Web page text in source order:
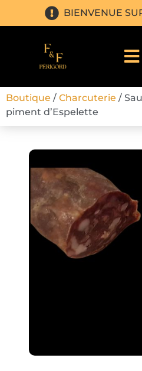
BIENVENUE
Boutique / Charcuterie /
piment d’Espelette